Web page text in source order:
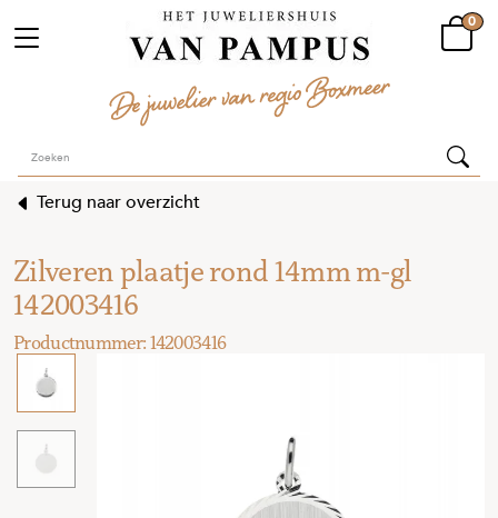
0
Terug naar overzicht
Zilveren plaatje rond 14mm m-gl
142003416